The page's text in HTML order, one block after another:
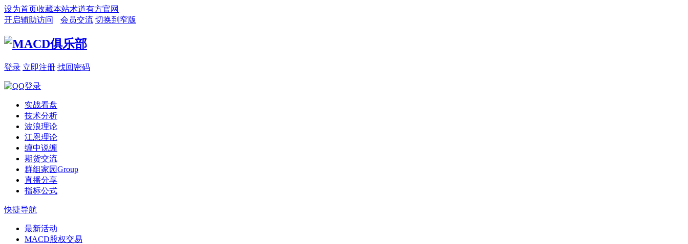
设为首页收藏本站术道有方官网
开启辅助访问
会员交流 切换到窄版
登录 立即注册 找回密码
实战看盘
技术分析
波浪理论
江恩理论
缠中说缠
期货交流
群组家园Group
直播分享
指标公式
快捷导航
最新活动
MACD股权交易